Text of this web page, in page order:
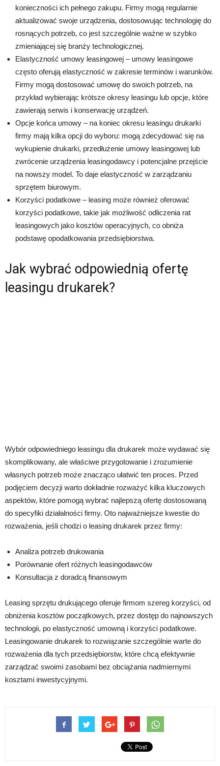
konieczności ich pełnego zakupu. Firmy mogą regularnie
aktualizować swoje urządzenia, dostosowując technologię do
rosnących potrzeb, co jest szczególnie ważne w szybko
zmieniającej się branży technologicznej.
Elastyczność umowy leasingowej – umowy leasingowe
często oferują elastyczność w zakresie terminów i warunków.
Firmy mogą dostosować umowę do swoich potrzeb, na
przykład wybierając krótsze okresy leasingu lub opcje, które
zawierają serwis i konserwację urządzeń.
Opcje końca umowy – na koniec okresu leasingu drukarki
firmy mają kilka opcji do wyboru: mogą zdecydować się na
wykupienie drukarki, przedłużenie umowy leasingowej lub
zwrócenie urządzenia leasingodawcy i potencjalne przejście
na nowszy model. To daje elastyczność w zarządzaniu
sprzętem biurowym.
Korzyści podatkowe – leasing może również oferować
korzyści podatkowe, takie jak możliwość odliczenia rat
leasingowych jako kosztów operacyjnych, co obniża
podstawę opodatkowania przedsiębiorstwa.
Jak wybrać odpowiednią ofertę
leasingu drukarek?
Wybór odpowiedniego leasingu dla drukarek może wydawać się
skomplikowany, ale właściwe przygotowanie i zrozumienie
własnych potrzeb może znacząco ułatwić ten proces. Przed
podjęciem decyzji warto dokładnie rozważyć kilka kluczowych
aspektów, które pomogą wybrać najlepszą ofertę dostosowaną
do specyfiki działalności firmy. Oto najważniejsze kwestie do
rozważenia, jeśli chodzi o leasing drukarek przez firmy:
Analiza potrzeb drukowania
Porównanie ofert różnych leasingodawców
Konsultacja z doradcą finansowym
Leasing sprzętu drukującego oferuje firmom szereg korzyści, od
obniżenia kosztów początkowych, przez dostęp do najnowszych
technologii, po elastyczność umowną i korzyści podatkowe.
Leasingowanie drukarek to rozwiązanie szczególnie warte do
rozważenia dla tych przedsiębiorstw, które chcą efektywnie
zarządzać swoimi zasobami bez obciążania nadmiernymi
kosztami inwestycyjnymi.